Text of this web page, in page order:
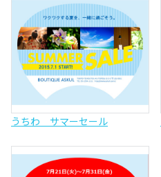
うちわ サマーセール